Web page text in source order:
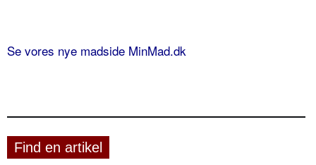
Se vores nye madside MinMad.dk
Find en artikel